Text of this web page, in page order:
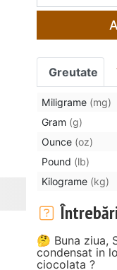
Greutate
Miligrame (mg)
Gram (g)
Ounce (oz)
Pound (lb)
Kilograme (kg)
🤔 Buna ziua,
condensat in
ciocolata ?